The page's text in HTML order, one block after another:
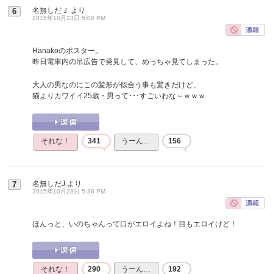
6 名無しだＪ より
2015年10月23日 5:00 PM
Hanakoのポスター。
昨日電車内の吊広告で発見して、めっちゃ見てしまった。
大人の男なのにこの髪形が似合う事も驚きだけど、
猫よりカワイイ25歳・男って･･･すごいわな～ｗｗｗ
それな！ 341 うーん… 156
7 名無しだJ より
2015年10月23日 5:36 PM
ほんっと、いのちゃんって口がエロイよね！目もエロイけど！
それな！ 290 うーん… 192